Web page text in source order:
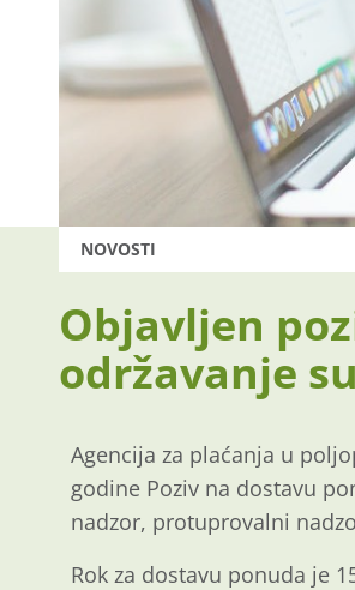
NOVOSTI
Objavljen
održavanje
Agencija za plaćanja u
godine Poziv na dostavu
nadzor, protuprovalni
Rok za dostavu ponuda je